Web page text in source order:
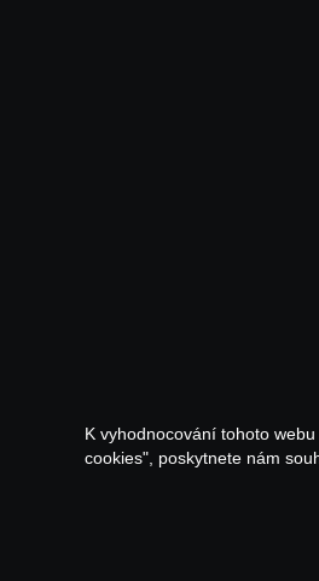
K vyhodnocování tohoto
cookies", poskytnete nám